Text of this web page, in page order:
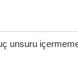
unsuru